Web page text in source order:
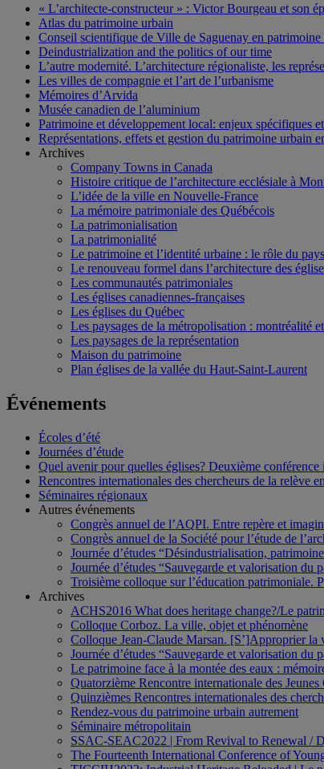
« L’architecte-constructeur » : Victor Bourgeau et son
Atlas du patrimoine urbain
Conseil scientifique de Ville de Saguenay en
Deindustrialization and the politics of our time
L’autre modernité. L’architecture régionaliste, les
Les villes de compagnie et l’art de l’urbanisme
Mémoires d’Arvida
Musée canadien de l’aluminium
Patrimoine et développement local: enjeux spécifiques
Représentations, effets et gestion du patrimoine urbain
Archives
Company Towns in Canada
Histoire critique de l’architecture ecclésiale à
L’idée de la ville en Nouvelle-France
La mémoire patrimoniale des Québécois
La patrimonialisation
La patrimonialité
Le patrimoine et l’identité urbaine : le rôle du
Le renouveau formel dans l’architecture des
Les communautés patrimoniales
Les églises canadiennes-françaises
Les églises du Québec
Les paysages de la métropolisation : montréalité
Les paysages de la représentation
Maison du patrimoine
Plan églises de la vallée du Haut-Saint-Laurent
Événements
Écoles d’été
Journées d’étude
Quel avenir pour quelles églises? Deuxième
Rencontres internationales des chercheurs de la relève
Séminaires régionaux
Autres événements
Congrès annuel de l’AQPI. Entre repère et
Congrès annuel de la Société pour l’étude de
Journée d’études “Désindustrialisation,
Journée d’études “Sauvegarde et valorisation
Troisième colloque sur l’éducation patrimoniale.
Archives
ACHS2016 What does heritage change?/Le
Colloque Corboz. La ville, objet et phénomène
Colloque Jean-Claude Marsan. [S’]Approprier la
Journée d’études “Sauvegarde et valorisation
Le patrimoine face à la montée des eaux :
Quatorzième Rencontre internationale des
Quinzièmes Rencontres internationales des
Rendez-vous du patrimoine urbain autrement
Séminaire métropolitain
SSAC-SEAC2022 | From Revival to Renewal /
The Fourteenth International Conference of